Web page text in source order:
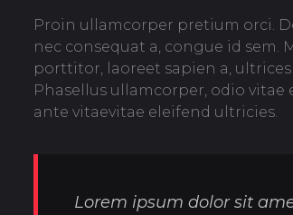
Proin ullamcorper pretium orci.
nec consequat a, congue id sem.
porttitor, laoreet sapien a,
Phasellus ullamcorper, odio
ante vitaevitae eleifend ultricies.
Lorem ipsum dolor sit